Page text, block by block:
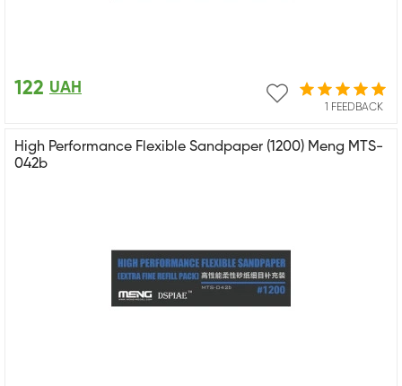
1 FEEDBACK
122 UAH
High Performance Flexible Sandpaper (1200) Meng MTS-
042b